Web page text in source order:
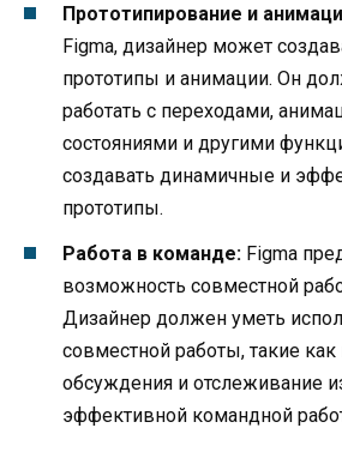
Прототипирование и
Figma, дизайнер может
прототипы и анимации. Он
работать с переходами,
состояниями и другими
создавать динамичные и
прототипы.
Работа в команде: Figma
возможность совместной
Дизайнер должен уметь
совместной работы, такие
обсуждения и отслеживание
эффективной командной